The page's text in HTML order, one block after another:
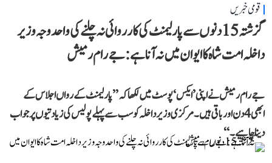
قومی خبریں
گزشتہ 15 دنوں سے پارلیمنٹ کی کارروائی نہ چلنے کی واحد وجہ وزیر
داخلہ امت شاہ کا ایوان میں نہ آنا ہے: جے رام رمیش
جے رام رمیش نے اپنی ’ایکس‘ پوسٹ میں لکھا کہ ’’پارلیمنٹ کے رواں اجلاس کے
ابھی 4 دن اور باقی ہیں۔ مرکزی وزیر داخلہ کو سب سے پہلے پولیس کی زیادتیوں پر جواب
دینا چاہیے۔‘‘